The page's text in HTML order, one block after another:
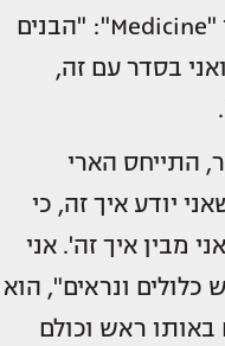
בעיקר בעקבות המשפט בשירו "Medicine": "הבנים
בסדר עם זה,
התייחס הארי
יודע איך זה, כי
מבין איך זה'. אני
כלולים ונראים", הוא
ראש וכולם